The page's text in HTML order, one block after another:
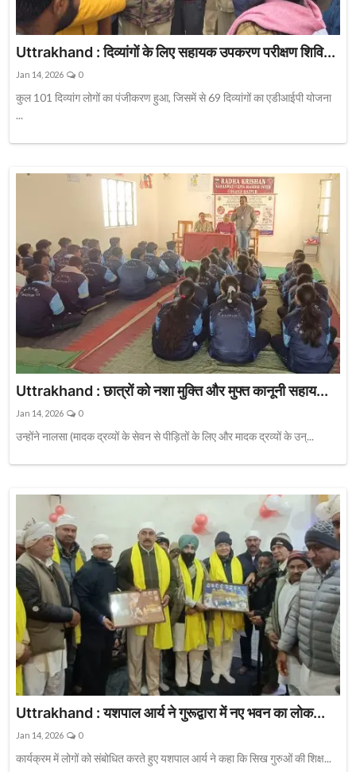
Uttrakhand : दिव्यांगों के लिए सहायक उपकरण परीक्षण शिवि...
Jan 14, 2026 0
कुल 101 दिव्यांग लोगों का पंजीकरण हुआ, जिसमें से 69 दिव्यांगों का एडीआईपी योजना
...
Uttrakhand : छात्रों को नशा मुक्ति और मुफ्त कानूनी सहाय...
Jan 14, 2026 0
उन्होंने नालसा (मादक द्रव्यों के सेवन से पीड़ितों के लिए और मादक द्रव्यों के उन्...
Uttrakhand : यशपाल आर्य ने गुरूद्वारा में नए भवन का लोक...
Jan 14, 2026 0
कार्यक्रम में लोगों को संबोधित करते हुए यशपाल आर्य ने कहा कि सिख गुरुओं की शिक्ष...